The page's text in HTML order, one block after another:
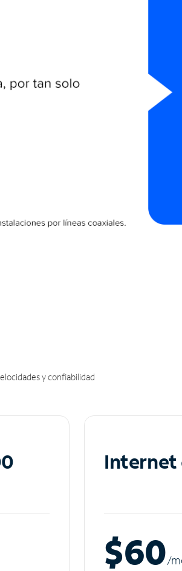
y confiabilidad
Internet
$60/m